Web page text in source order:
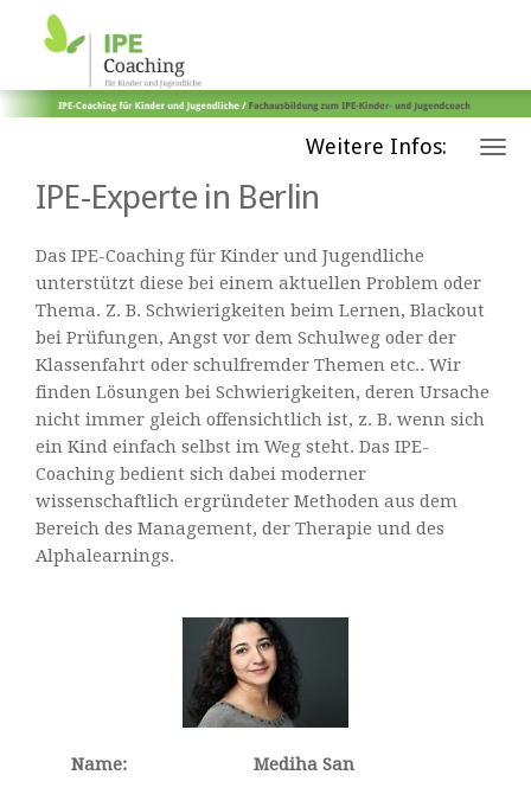
Weitere Infos:
IPE-Experte in Berlin
Das IPE-Coaching für Kinder und Jugendliche
unterstützt diese bei einem aktuellen Problem oder
Thema. Z. B. Schwierigkeiten beim Lernen, Blackout
bei Prüfungen, Angst vor dem Schulweg oder der
Klassenfahrt oder schulfremder Themen etc.. Wir
finden Lösungen bei Schwierigkeiten, deren Ursache
nicht immer gleich offensichtlich ist, z. B. wenn sich
ein Kind einfach selbst im Weg steht. Das IPE-
Coaching bedient sich dabei moderner
wissenschaftlich ergründeter Methoden aus dem
Bereich des Management, der Therapie und des
Alphalearnings.
Name: Mediha San